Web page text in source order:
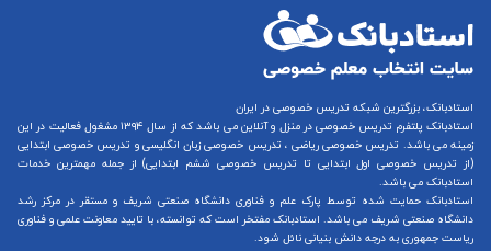
استادبانک، بزرگترین شبکه تدریس خصوصی در ایران
استادبانک پلتفرم تدریس خصوصی در منزل و آنلاین
می باشد که از سال ۱۳۹۴ مشغول فعالیت در این
زمینه می باشد. تدریس خصوصی ریاضی ، تدریس خصوصی زبان انگلیسیو تدریس خصوصی ابتدایی
(از تدریس خصوصی اول ابتدایی تا تدریس خصوصی ششم ابتدایی) از جمله مهمترین خدمات
استادبانک می باشد.
استادبانک حمایت شده توسط پارک علم و فناوری دانشگاه صنعتی شریف و مستقر در مرکز رشد
دانشگاه صنعتی شریف می باشد. استادبانک مفتخر است که توانسته، با تایید معاونت علمی و فناوری
ریاست جمهوری به درجه دانش بنیانی نائل شود.